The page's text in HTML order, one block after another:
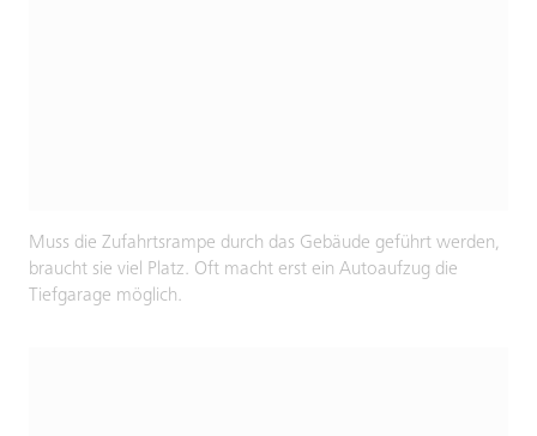
Muss die Zufahrtsrampe durch das Gebäude geführt werden,
braucht sie viel Platz. Oft macht erst ein Autoaufzug die
Tiefgarage möglich.